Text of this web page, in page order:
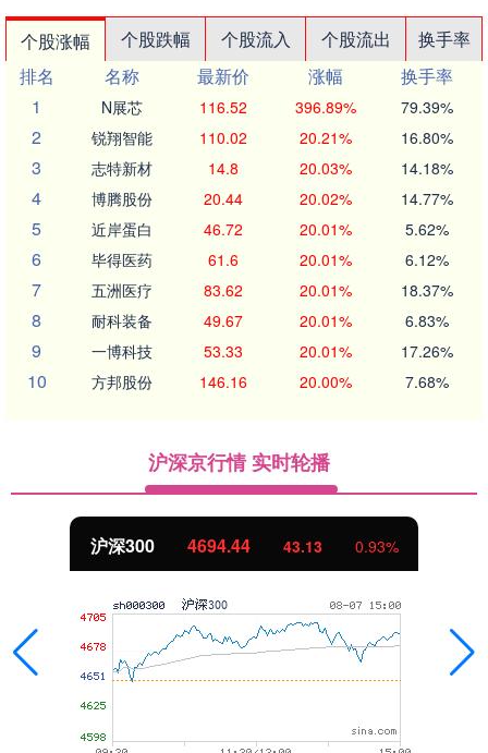
个股涨幅 个股跌幅 个股流入 个股流出
换手率
排名
名称 最新价 涨幅
换手率
1
N展芯 116.52 396.89% 79.39%
2 锐翔智能 110.02 20.21% 16.80%
3 志特新材 14.8 20.03% 14.18%
4 博腾股份 20.44 20.02% 14.77%
5 近岸蛋白 46.72 20.01% 5.62%
6 毕得医药 61.6 20.01% 6.12%
7 五洲医疗 83.62 20.01% 18.37%
8 耐科装备 49.67 20.01% 6.83%
9 一博科技 53.33 20.01% 17.26%
10 方邦股份 146.16 20.00% 7.68%
沪深京行情 实时轮播
沪深300 4694.44 43.13 0.93%